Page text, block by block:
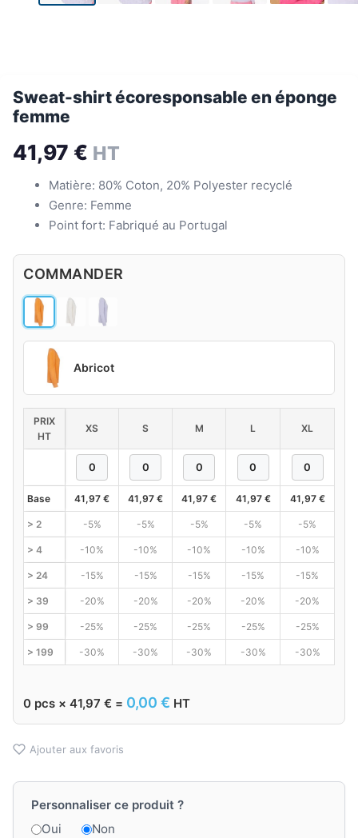
Sweat-shirt écoresponsable en éponge
femme
41,97 € HT
Matière: 80% Coton, 20% Polyester recyclé
Genre: Femme
Point fort: Fabriqué au Portugal
COMMANDER
Abricot
PRIX
HT
XS S M L XL
Base 41,97 € 41,97 € 41,97 € 41,97 € 41,97 €
> 2 -5% -5% -5% -5% -5%
> 4 -10% -10% -10% -10% -10%
> 24 -15% -15% -15% -15% -15%
> 39 -20% -20% -20% -20% -20%
> 99 -25% -25% -25% -25% -25%
> 199 -30% -30% -30% -30% -30%
0 pcs × 41,97 € = 0,00 € HT
Ajouter aux favoris
Personnaliser ce produit ?
Oui
Non